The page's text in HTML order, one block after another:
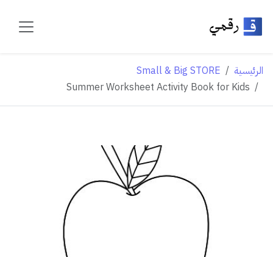
الرئيسية
Small & Big STORE
Summer Worksheet Activity Book for Kids